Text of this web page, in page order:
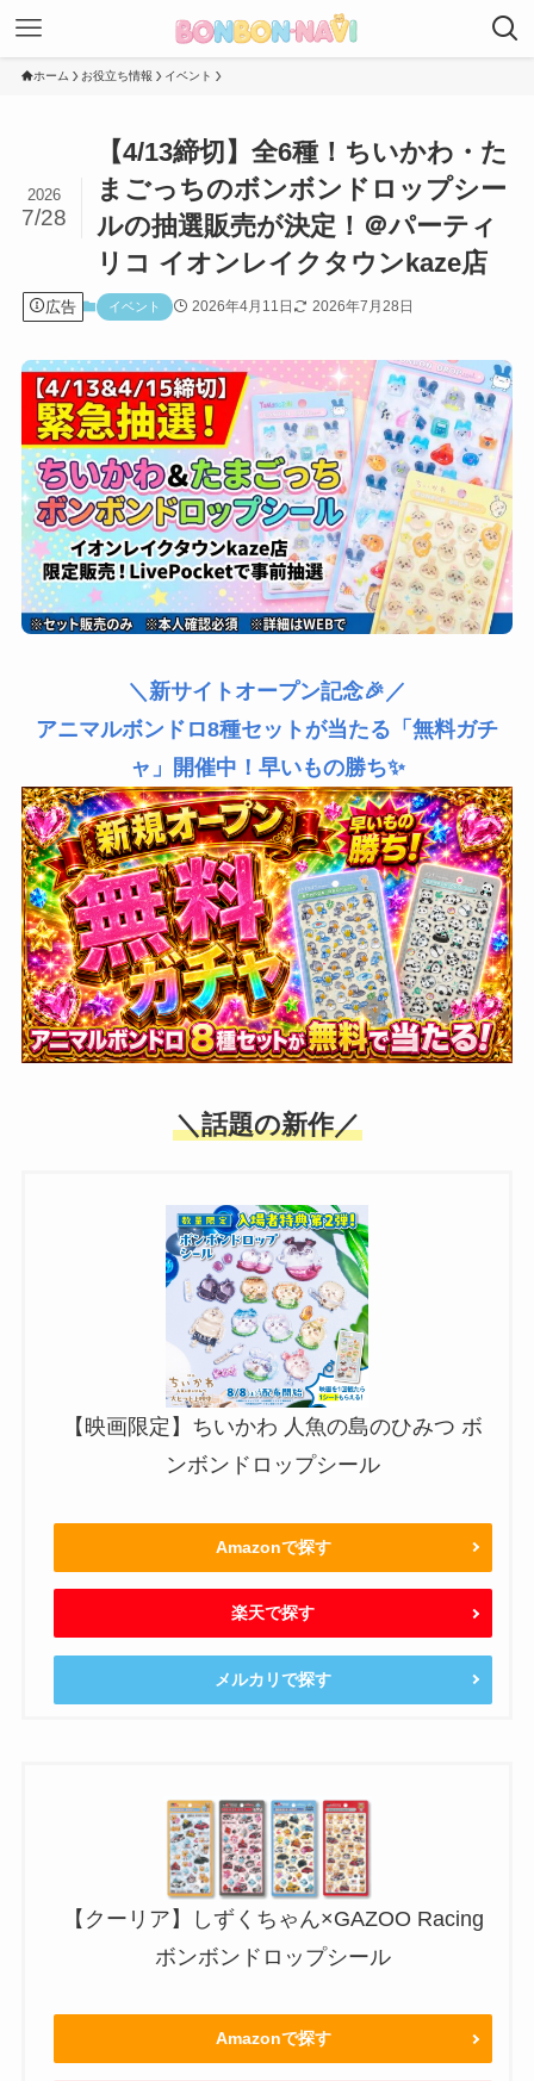
ホーム お役立ち情報 イベント
【4/13締切】全6種！ちいかわ・た
まごっちのボンボンドロップシー
ルの抽選販売が決定！＠パーティ
リコ イオンレイクタウンkaze店
2026
7/28
広告 イベント 2026年4月11日 2026年7月28日
＼新サイトオープン記念🎉／
アニマルボンドロ8種セットが当たる「無料ガチ
ャ」開催中！早いもの勝ち✨
＼話題の新作／
【映画限定】ちいかわ 人魚の島のひみつ ボ
ンボンドロップシール
Amazonで探す
楽天で探す
メルカリで探す
【クーリア】しずくちゃん×GAZOO Racing
ボンボンドロップシール
Amazonで探す